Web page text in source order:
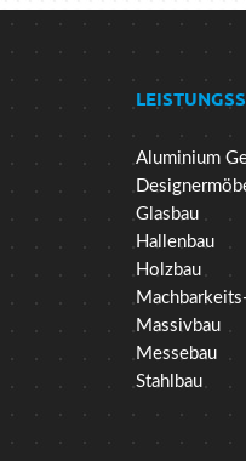
Aluminium
Glasbau
Hallenbau
Holzbau
Massivbau
Messebau
Stahlbau